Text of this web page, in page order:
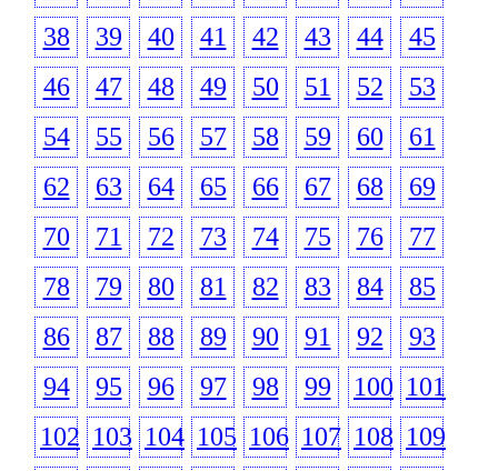
38
39 40 41 42 43 44
45
46
47 48 49 50 51 52
53
54
55 56 57 58 59 60
61
62
63 64 65 66 67 68
69
70
71 72 73 74 75 76
77
78
79 80 81 82 83 84
85
86
87 88 89 90 91 92
93
94
95 96 97 98 99 100 101
102 103 104 105 106 107 108 109